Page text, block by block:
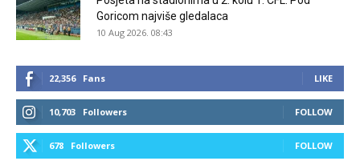
Goricom najviše gledalaca
10 Aug 2026. 08:43
22,356 Fans LIKE
10,703 Followers FOLLOW
678 Followers FOLLOW